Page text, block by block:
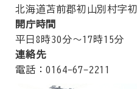
北海道苫前郡初山別村字
開庁時間
平日8時30分～17時15分
連絡先
電話：0164-67-2211